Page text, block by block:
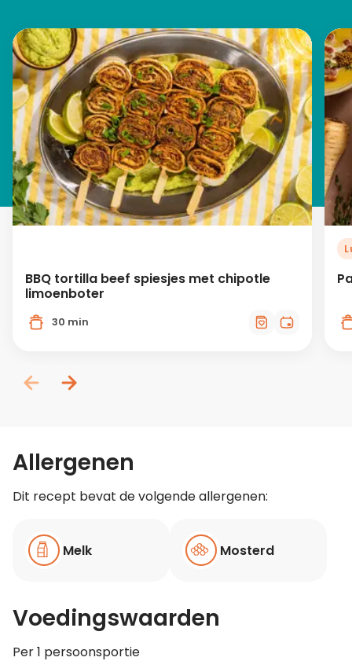
BBQ tortilla beef spiesjes met chipotle
limoenboter
30 min
Allergenen
Dit recept bevat de volgende allergenen:
Melk Mosterd
Voedingswaarden
Per 1 persoonsportie